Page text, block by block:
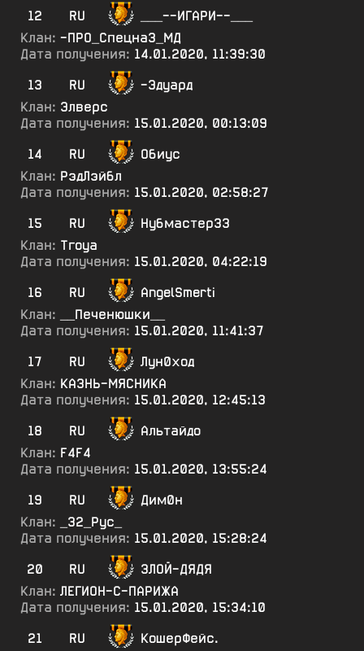
12
RU
___--ИГАРИ--___
Клан: -ПРО_Спецна3_МД
Дата получения: 14.01.2020, 11:39:30
13
RU
-Эдуард
Клан: Элверс
Дата получения: 15.01.2020, 00:13:09
14
RU
Обиус
Клан: РэдЛэйбл
Дата получения: 15.01.2020, 02:58:27
15
RU
Нубмастер33
Клан: Тгоуа
Дата получения: 15.01.2020, 04:22:19
16
RU
AngelSmerti
Клан:
__Печенюшки__
Дата получения: 15.01.2020, 11:41:37
17
RU
Лун0ход
Клан: КАЗНЬ-МЯСНИКА
Дата получения: 15.01.2020, 12:45:13
18
RU
Альтайдо
Клан: F4F4
Дата получения: 15.01.2020, 13:55:24
19
RU
Дим0н
Клан:
_32_Рус_
Дата получения: 15.01.2020, 15:28:24
20
RU
ЗЛОЙ-ДЯДЯ
Клан: ЛЕГИОН-С-ПАРИЖА
Дата получения: 15.01.2020, 15:34:10
21
RU
КошерФейс.